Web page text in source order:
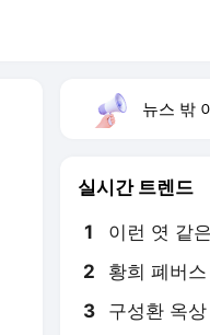
뉴스 밖 이
실시간 트렌드
1 이런 엿 같
2 황희 폐버